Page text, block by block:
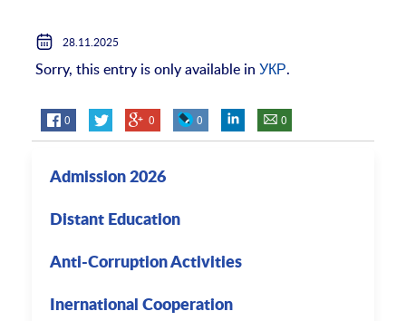
28.11.2025
Sorry, this entry is only available inУКР.
0 0 0 0
Admission 2026
Distant Education
Anti-Corruption Activities
Inernational Cooperation